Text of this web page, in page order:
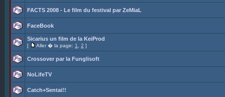
FACTS 2008 - Le film du festival par ZeMiaL
FaceBook
Sicarius un film de la KeiProd
[ Aller � la page: 1 2 ]
Crossover par la Funglisoft
NoLifeTV
Catch+Sentai!!